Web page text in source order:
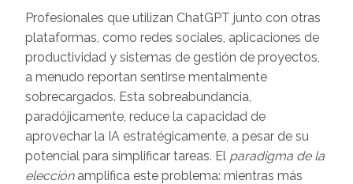
Profesionales que utilizan ChatGPT junto con otras
plataformas, como redes sociales, aplicaciones de
productividad y sistemas de gestión de proyectos,
a menudo reportan sentirse mentalmente
sobrecargados. Esta sobreabundancia,
paradójicamente, reduce la capacidad de
aprovechar la IA estratégicamente, a pesar de su
potencial para simplificar tareas. El paradigma de la
elecciónamplifica este problema: mientras más